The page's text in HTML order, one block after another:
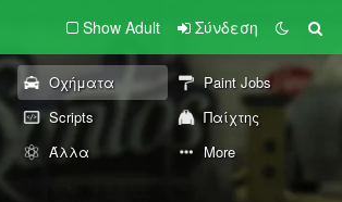
Show Adult Σύνδεση
Οχήματα
Paint Jobs
Scripts
Παίχτης
Άλλα More